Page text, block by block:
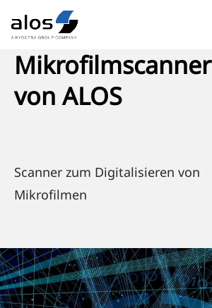
Mikrofilmscanner
von ALOS
Scan­ner zum Digi­ta­li­sie­ren von
Mikrofilmen